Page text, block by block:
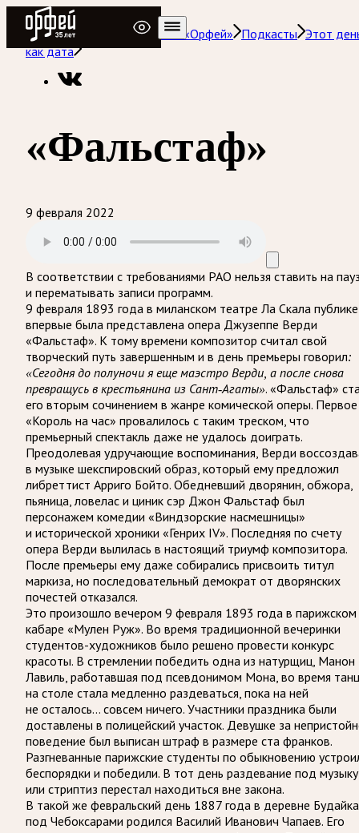
Радио Орфей
Радио классической музыки «Орфей» Подкасты Этот
как дата
«Фальстаф»
9 февраля 2022
В соответствии с требованиями РАО нельзя ставить на
и перематывать записи программ.
9 февраля 1893 года в миланском театре Ла Скала публике
впервые была представлена опера Джузеппе Верди
«Фальстаф». К тому времени композитор считал свой
творческий путь завершенным и в день премьеры говорил:
«Сегодня до полуночи я еще маэстро Верди, а после снова
превращусь в крестьянина из Сант-Агаты». «Фальстаф»
его вторым сочинением в жанре комической оперы.
«Король на час» провалилось с таким треском, что
премьерный спектакль даже не удалось доиграть.
Преодолевая удручающие воспоминания, Верди
в музыке шекспировский образ, который ему предложил
либреттист Арриго Бойто. Обедневший дворянин, обжора,
пьяница, ловелас и циник сэр Джон Фальстаф был
персонажем комедии «Виндзорские насмешницы»
и исторической хроники «Генрих IV». Последняя по счету
опера Верди вылилась в настоящий триумф композитора.
После премьеры ему даже собирались присвоить титул
маркиза, но последовательный демократ от дворянских
почестей отказался.
Это произошло вечером 9 февраля 1893 года в парижском
кабаре «Мулен Руж». Во время традиционной вечеринки
студентов-художников было решено провести конкурс
красоты. В стремлении победить одна из натурщиц, Манон
Лавиль, работавшая под псевдонимом Мона, во время
на столе стала медленно раздеваться, пока на ней
не осталось… совсем ничего. Участники праздника были
доставлены в полицейский участок. Девушке за
поведение был выписан штраф в размере ста франков.
Разгневанные парижские студенты по обыкновению
беспорядки и победили. В тот день раздевание под музыку
или стриптиз перестал находиться вне закона.
В такой же февральский день 1887 года в деревне Будайка
под Чебоксарами родился Василий Иванович Чапаев. Его